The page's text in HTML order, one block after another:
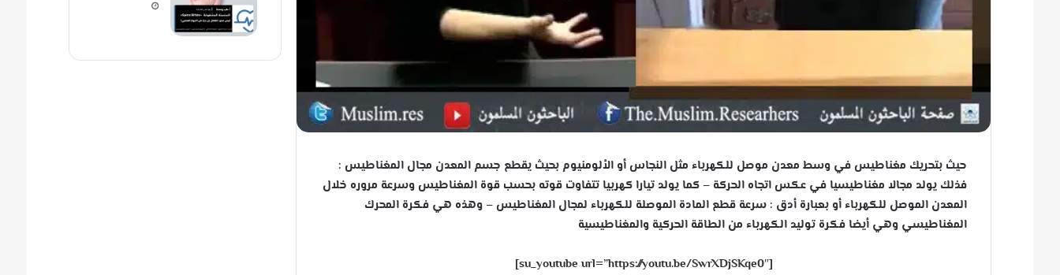
حيث بتحريك مغناطيس في وسط معدن موصل للكهرباء مثل النجاس أو الألومنيوم بحيث يقطع جسم المعدن مجال المغناطيس :
فذلك يولد مجالا مغناطيسيا في عكس اتجاه الحركة – كما يولد تيارا كهربيا تتفاوت قوته بحسب قوة المغناطيس وسرعة مروره خلال
المعدن الموصل للكهرباء أو بعبارة أدق : سرعة قطع المادة الموصلة للكهرباء لمجال المغناطيس – وهذه هي فكرة المحرك
المغناطيسي وهي أيضا فكرة توليد الكهرباء من الطاقة الحركية والمغناطيسية
[su_youtube url=”https://youtu.be/SwrXDjSKqe0″]